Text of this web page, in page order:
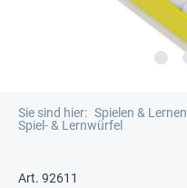
Sie sind hier: Spielen & Lernen
Spiel- & Lernwürfel
Art. 92611